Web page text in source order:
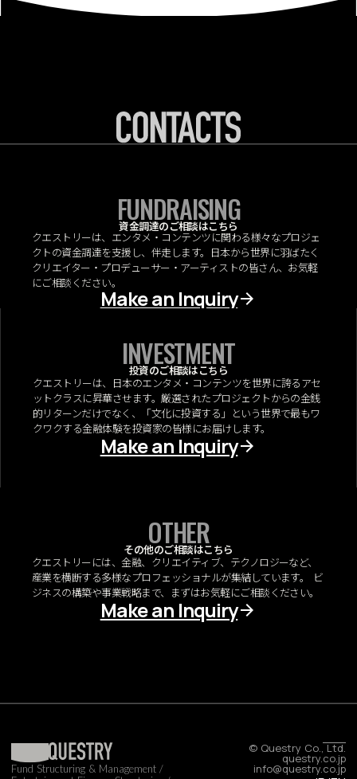
FUNDRAISING
資金調達のご相談はこちら
クエストリーは、エンタメ・コンテンツに関わる様々なプロジェ
クトの資金調達を支援し、伴走します。日本から世界に羽ばたく
クリエイター・プロデューサー・アーティストの皆さん、お気軽
にご相談ください。
Make an Inquiry
INVESTMENT
投資のご相談はこちら
クエストリーは、日本のエンタメ・コンテンツを世界に誇るアセ
ットクラスに昇華させます。厳選されたプロジェクトからの金銭
的リターンだけでなく、「文化に投資する」という世界で最もワ
クワクする金融体験を投資家の皆様にお届けします。
Make an Inquiry
OTHER
その他のご相談はこちら
クエストリーには、金融、クリエイティブ、テクノロジーなど、
産業を横断する多様なプロフェッショナルが集結しています。 ビ
ジネスの構築や事業戦略まで、まずはお気軽にご相談ください。
Make an Inquiry
Fund Structuring & Management /
© Questry Co., Ltd.
questry.co.jp
info@questry.co.jp